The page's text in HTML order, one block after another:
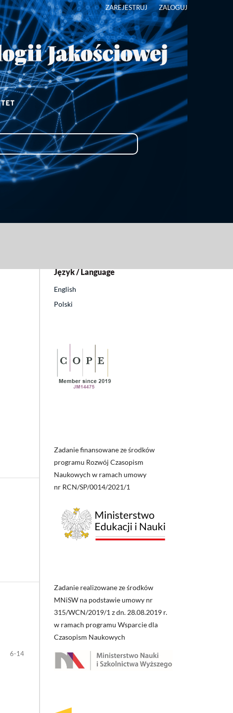
ZAREJESTRUJ ZALOGUJ
6-14
Język / Language
English
Polski
Zadanie finansowane ze środków
programu Rozwój Czasopism
Naukowych w ramach umowy
nr RCN/SP/0014/2021/1
Zadanie realizowane ze środków
MNiSW na podstawie umowy nr
315/WCN/2019/1 z dn. 28.08.2019 r.
w ramach programu Wsparcie dla
Czasopism Naukowych